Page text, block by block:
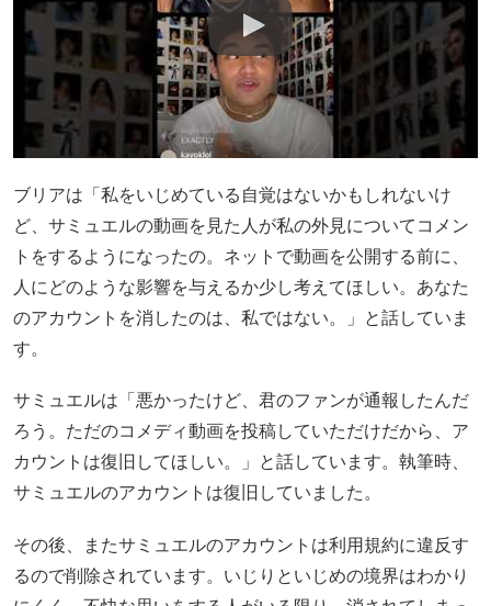
ブリアは「私をいじめている自覚はないかもしれないけ
ど、サミュエルの動画を見た人が私の外見についてコメン
トをするようになったの。ネットで動画を公開する前に、
人にどのような影響を与えるか少し考えてほしい。あなた
のアカウントを消したのは、私ではない。」と話していま
す。
サミュエルは「悪かったけど、君のファンが通報したんだ
ろう。ただのコメディ動画を投稿していただけだから、ア
カウントは復旧してほしい。」と話しています。執筆時、
サミュエルのアカウントは復旧していました。
その後、またサミュエルのアカウントは利用規約に違反す
るので削除されています。いじりといじめの境界はわかり